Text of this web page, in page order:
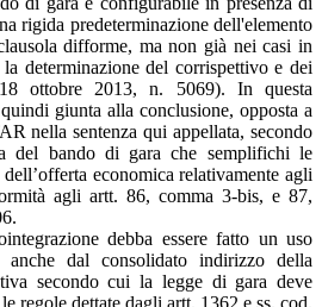
rigida predeterminazione dell'elemento
difforme, ma non già nei casi in
determinazione del corrispettivo e dei
ottobre 2013, n. 5069). In questa
giunta alla conclusione, opposta a
nella sentenza qui appellata, secondo
del bando di gara che semplifichi le
economica relativamente agli
agli artt. 86, comma 3-bis, e 87,
debba essere fatto un uso
dal consolidato indirizzo della
secondo cui la legge di gara deve
regole dettate dagli artt. 1362 e ss. cod.